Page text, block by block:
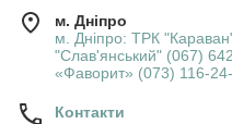
Доставка товару інтернет-
здійснюється по всіх
Дніпропетровська,
Івано-Франківська, Київська,
Тернопільська, Харківська,
м. Дніпро
м. Дніпро: ТРК
"Слав'янський" (067)
«Фаворит» (073) 116-
Контакти